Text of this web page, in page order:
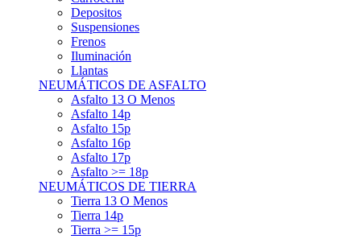
Suspensiones
Frenos
Iluminación
Llantas
NEUMÁTICOS DE ASFALTO
Asfalto 13 O Menos
Asfalto 14p
Asfalto 15p
Asfalto 16p
Asfalto 17p
Asfalto >= 18p
NEUMÁTICOS DE TIERRA
Tierra 13 O Menos
Tierra 14p
Tierra >= 15p
Offroad Y 4x4